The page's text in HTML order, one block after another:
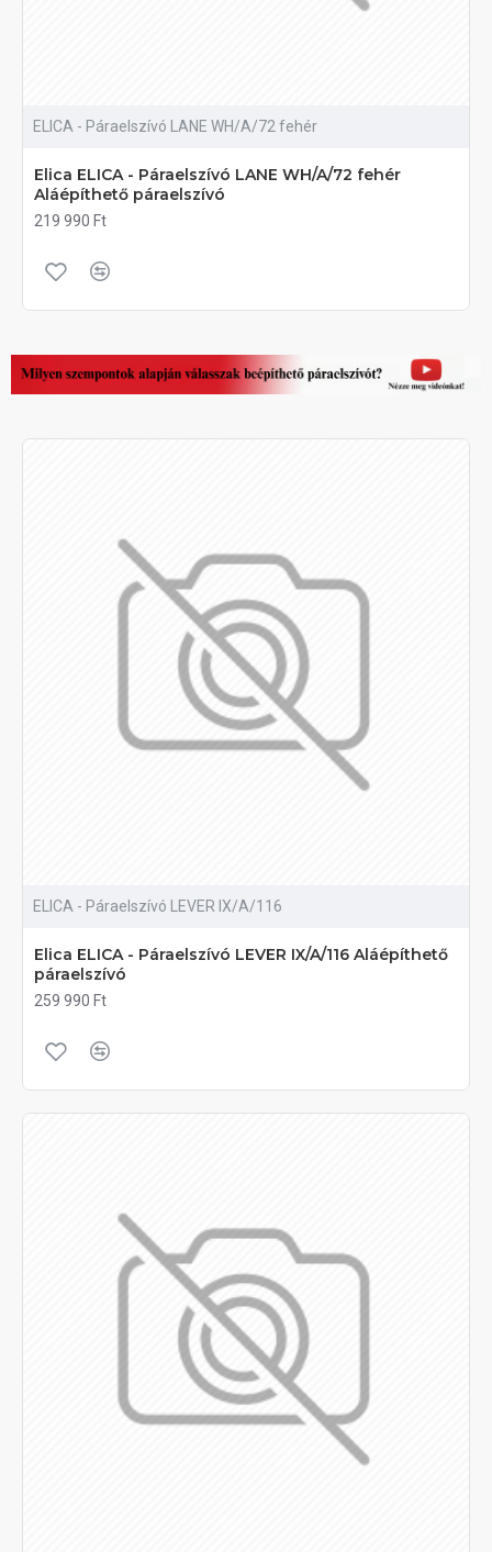
ELICA - Páraelszívó LANE WH/A/72 fehér
Elica ELICA - Páraelszívó LANE WH/A/72 fehér
Aláépíthető páraelszívó
219 990 Ft
ELICA - Páraelszívó LEVER IX/A/116
Elica ELICA - Páraelszívó LEVER IX/A/116 Aláépíthető
páraelszívó
259 990 Ft